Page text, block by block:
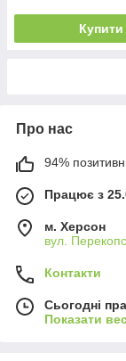
Купити
Про нас
94%
Працює з
м. Херсон
вул.
Контакти
Сьогодні
Показати